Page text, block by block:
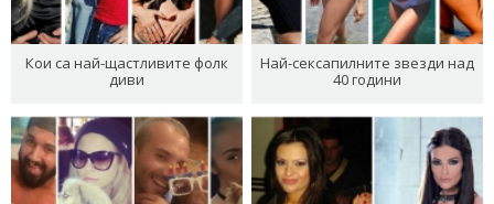
Кои са най-щастливите фолк
диви
Най-сексапилните звезди над
40 години